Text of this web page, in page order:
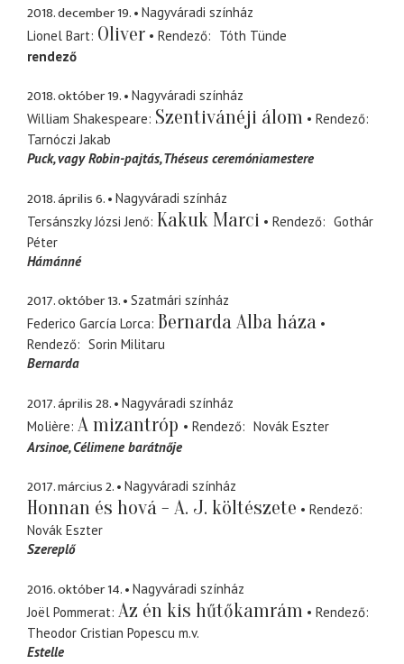
2018. december 19.
Nagyváradi színház
Lionel Bart Oliver Rendező
Tóth Tünde
rendező
2018. október 19.
Nagyváradi színház
William Shakespeare Szentivánéji álom
Rendező
Tarnóczi Jakab
Puck vagy Robin-pajtás, Théseus ceremóniamestere
2018. április 6.
Nagyváradi színház
Tersánszky Józsi Jenő Kakuk Marci Rendező
Gothár
Péter
Hámánné
2017. október 13.
Szatmári színház
Federico García Lorca Bernarda Alba háza
Rendező
Sorin Militaru
Bernarda
2017. április 28.
Nagyváradi színház
Molière A mizantróp Rendező
Novák Eszter
Arsinoe Célimene barátnője
2017. március 2. Nagyváradi színház
Honnan és hová - A. J. költészete
Rendező
Novák Eszter
Szereplő
2016. október 14.
Nagyváradi színház
Joël Pommerat Az én kis hűtőkamrám
Rendező
Theodor Cristian Popescu m.v.
Estelle